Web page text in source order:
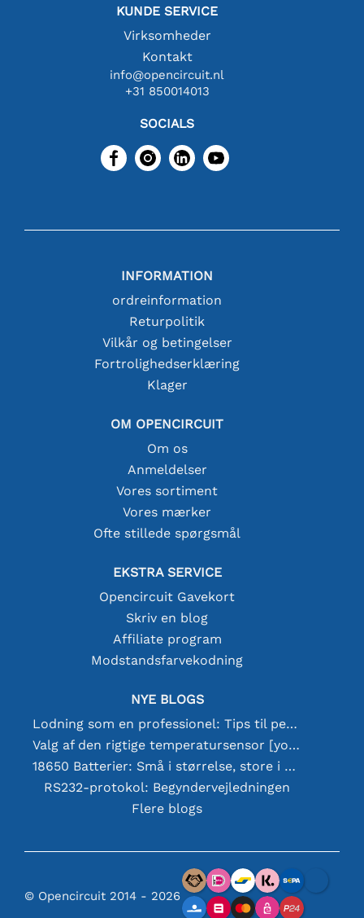
KUNDE SERVICE
Virksomheder
Kontakt
info@opencircuit.nl
+31 850014013
SOCIALS
INFORMATION
ordreinformation
Returpolitik
Vilkår og betingelser
Fortrolighedserklæring
Klager
OM OPENCIRCUIT
Om os
Anmeldelser
Vores sortiment
Vores mærker
Ofte stillede spørgsmål
EKSTRA SERVICE
Opencircuit Gavekort
Skriv en blog
Affiliate program
Modstandsfarvekodning
NYE BLOGS
Lodning som en professionel: Tips til perfekte elektroniske forbindelser
Valg af den rigtige temperatursensor [youtube]
18650 Batterier: Små i størrelse, store i ydeevne
RS232-protokol: Begyndervejledningen
Flere blogs
© Opencircuit 2014 - 2026